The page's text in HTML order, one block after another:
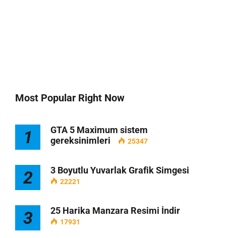
Most Popular Right Now
1
GTA 5 Maximum sistem
gereksinimleri
25347
2 3 Boyutlu Yuvarlak Grafik Simgesi
22221
3 25 Harika Manzara Resimi İndir
17931